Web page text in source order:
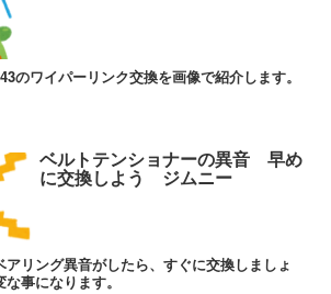
ワイパーリンク交換を画像で紹介します。
ベルトテンショナーの異音 早め
に交換しよう ジムニー
リング異音がしたら、すぐに交換しましょ
事になります。